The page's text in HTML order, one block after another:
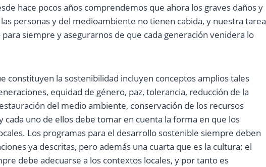
hace pocos años comprendemos que ahora los graves daños y
personas y del medioambiente no tienen cabida, y nuestra tarea
siempre y asegurarnos de que cada generación venidera lo
constituyen la sostenibilidad incluyen conceptos amplios tales
equidad de género, paz, tolerancia, reducción de la
del medio ambiente, conservación de los recursos
cada uno de ellos debe tomar en cuenta la forma en que los
Los programas para el desarrollo sostenible siempre deben
ya descritas, pero además una cuarta que es la cultura: el
debe adecuarse a los contextos locales, y por tanto es